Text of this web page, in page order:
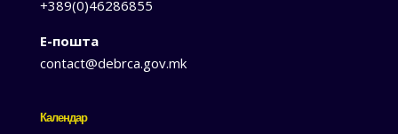
+389(0)46286855
Е-пошта
contact@debrca.gov.mk
Календар